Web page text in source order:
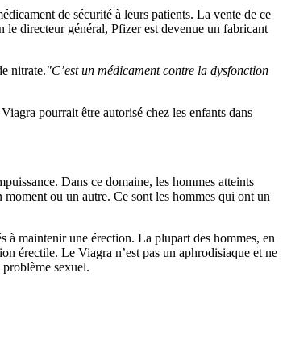
de sécurité à leurs patients. La vente de ce
le directeur général, Pfizer est devenue un fabricant
nitrate."C’est un médicament contre la dysfonction
pourrait être autorisé chez les enfants dans
Dans ce domaine, les hommes atteints
ou un autre. Ce sont les hommes qui ont un
maintenir une érection. La plupart des hommes, en
érectile. Le Viagra n’est pas un aphrodisiaque et ne
sexuel.